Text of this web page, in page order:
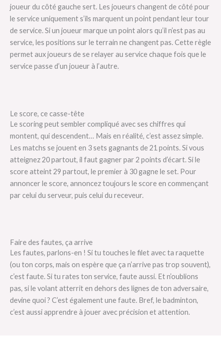
joueur du côté gauche sert. Les joueurs changent de côté pour
le service uniquement s’ils marquent un point pendant leur tour
de service. Si un joueur marque un point alors qu’il n’est pas au
service, les positions sur le terrain ne changent pas. Cette règle
permet aux joueurs de se relayer au service chaque fois que le
service passe d’un joueur à l’autre.
Le score, ce casse-tête
Le scoring peut sembler compliqué avec ses chiffres qui
montent, qui descendent… Mais en réalité, c’est assez simple.
Les matchs se jouent en 3 sets gagnants de 21 points. Si vous
atteignez 20 partout, il faut gagner par 2 points d’écart. Si le
score atteint 29 partout, le premier à 30 gagne le set. Pour
annoncer le score, annoncez toujours le score en commençant
par celui du serveur, puis celui du receveur.
Faire des fautes, ça arrive
Les fautes, parlons-en ! Si tu touches le filet avec ta raquette
(ou ton corps, mais on espère que ça n’arrive pas trop souvent),
c’est faute. Si tu rates ton service, faute aussi. Et n’oublions
pas, si le volant atterrit en dehors des lignes de ton adversaire,
devine quoi ? C’est également une faute. Bref, le badminton,
c’est aussi apprendre à jouer avec précision et attention.